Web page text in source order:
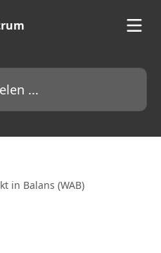
in Balans (WAB)